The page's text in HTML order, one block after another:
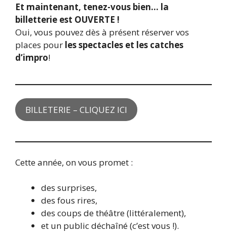
Et maintenant, tenez-vous bien… la
billetterie est OUVERTE !
Oui, vous pouvez dès à présent réserver vos
places pour les spectacles et les catches
d’impro!
BILLETERIE – CLIQUEZ ICI
Cette année, on vous promet :
des surprises,
des fous rires,
des coups de théâtre (littéralement),
et un public déchaîné (c’est vous !).